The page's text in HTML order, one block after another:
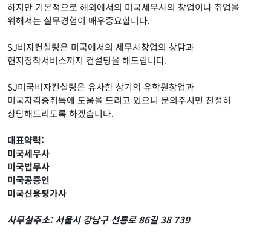
하지만 기본적으로 해외에서의 미국세무사의 창업이나 취업을
위해서는 실무경험이 매우중요합니다.
SJ비자컨설팅은 미국에서의 세무사창업의 상담과
현지정착서비스까지 컨설팅을 해드립니다.
SJ미국비자컨설팅은 유사한 상기의 유학원창업과
미국자격증취득에 도움을 드리고 있으니 문의주시면 친절히
상담해드리도록 하겠습니다.
대표약력:
미국세무사
미국법무사
미국공증인
미국신용평가사
사무실주소: 서울시 강남구 선릉로 86길 38 739